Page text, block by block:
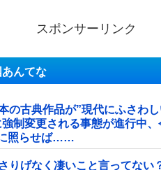
スポンサーリンク
んてな
の古典作品が”現代にふさわ
強制変更される事態が進行中、
照らせば……
りげなく凄いこと言ってない